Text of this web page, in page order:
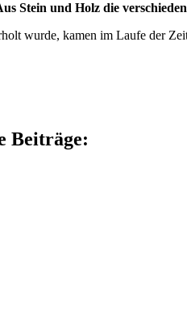
Stein und Holz die
wurde, kamen im Laufe der
Beiträge: